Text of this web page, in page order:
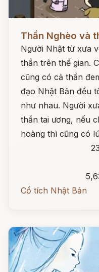
Đọc ngay
Thần Nghèo và
Người Nhật từ xưa
thần trên thế gian.
cũng có cả thần
đạo Nhật Bản đều
như nhau. Người
thần tai ương, nếu
hoàng thì cũng có
Cổ tích Nhật Bản